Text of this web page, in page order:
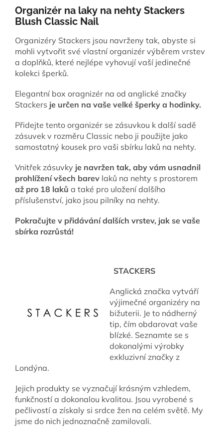
Organizér na laky na nehty Stackers
Blush Classic Nail
Organizéry Stackers jsou navrženy tak, abyste si
mohli vytvořit své vlastní organizér výběrem vrstev
a doplňků, které nejlépe vyhovují vaší jedinečné
kolekci šperků.
Elegantní box oragnizér na od anglické značky
Stackers je určen na vaše velké šperky a hodinky.
Přidejte tento organizér se zásuvkou k další sadě
zásuvek v rozměru Classic nebo ji použijte jako
samostatný kousek pro vaši sbírku laků na nehty.
Vnitřek zásuvky je navržen tak, aby vám usnadnil
prohlížení všech barev laků na nehty s prostorem
až pro 18 laků a také pro uložení dalšího
příslušenství, jako jsou pilníky na nehty.
Pokračujte v přidávání dalších vrstev, jak se vaše
sbírka rozrůstá!
STACKERS
Anglická značka vytváří
výjimečné organizéry na
bižuterii. Je to nádherný
tip, čím obdarovat vaše
blízké. Seznamte se s
dokonalými výrobky
exkluzivní značky z
Londýna.
Jejich produkty se vyznačují krásným vzhledem,
funkčností a dokonalou kvalitou. Jsou vyrobené s
pečlivostí a získaly si srdce žen na celém světě. My
jsme do nich jednoznačně zamilovali.